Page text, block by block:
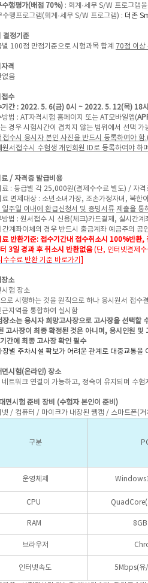
수행평가(배점 70%) : 회계·세무 S/W 프로그램
행프로그램(회계·세무 S/W 프로그램) : 더존
결정기준
별 100점 만점기준으로 시험과목 합계 70점 이상
격
없음
수
기간 : 2022. 5. 6(금) 0시 ~ 2022. 5. 12(목) 18시
방법 : AT자격시험 홈페이지 또는 AT모바일앱(
경우 시험시간이 겹치지 않는 범위에서 선택 가
접수시 응시자 본인 사진을 반드시 등록하여야 함
원서접수시 수험생 개인회원 ID로 등록하여야 하며
료 / 자격증 발급비용
료 : 등급별 각 25,000원(결제수수료 별도) / 자
료 면제대상 : 소년소녀가장, 조손가정자녀, 북한
일주일 이내에 환급신청서 및 증빙서류 제출을 통
방법 : 원서접수 시 신용(체크)카드결제, 실시간계
계좌이체의 경우 반드시 출금계좌 예금주의 공
료 반환기준: 접수기간내 접수취소시 100%반환,
3일 경과 후 취소시 반환없음(단, 인터넷결제
수수료 반환 기준 바로가기]
소
시험 장소
로 시행하는 것을 원칙으로 하나 응시원서 접수
근지역을 통합하여 실시함
소는 응시자 희망고사장으로 고사장을 선택할
고사장이 최종 확정된 것은 아니며, 응시인원
간에 최종 고사장 확인 필수
별 주차시설 확보가 어려운 관계로 대중교통을
면시험(온라인) 장소
네트워크 연결이 가능하고, 정숙이 유지되며 수
면시험 준비 장비 (수험자 본인이 준비)
넷 / 컴퓨터 / 마이크가 내장된 웹캠 / 스마트폰(
구분
운영체제
CPU
RAM
브라우저
인터넷속도 5Mbps(유